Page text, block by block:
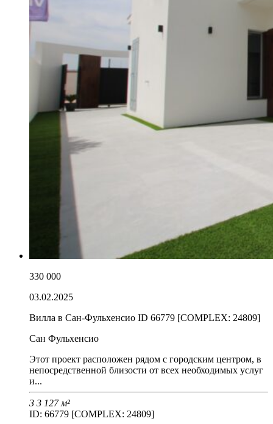
330 000
03.02.2025
Вилла в Сан-Фульхенсио ID 66779 [COMPLEX: 24809]
Сан Фульхенсио
Этот проект расположен рядом с городским центром, в
непосредственной близости от всех необходимых услуг
и...
3 3 127 м²
ID: 66779 [COMPLEX: 24809]